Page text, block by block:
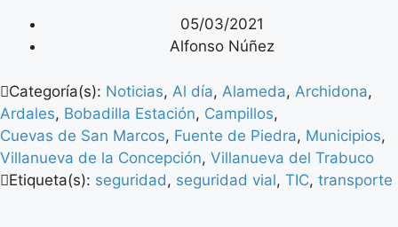
05/03/2021
Alfonso Núñez
Categoría(s): Noticias, Al día, Alameda, Archidona,
Ardales, Bobadilla Estación, Campillos,
Cuevas de San Marcos, Fuente de Piedra, Municipios,
Villanueva de la Concepción, Villanueva del Trabuco
Etiqueta(s): seguridad, seguridad vial, TIC, transporte